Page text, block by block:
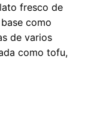
fresco de
como
de varios
como tofu,